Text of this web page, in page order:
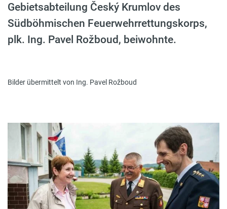
Gebietsabteilung Český Krumlov des
Südböhmischen Feuerwehrrettungskorps,
plk. Ing. Pavel Rožboud, beiwohnte.
Bilder übermittelt von Ing. Pavel Rožboud